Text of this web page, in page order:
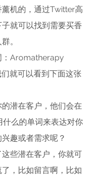
机的，通过Twitter高
就可以找到需要买香
。
：Aromatherapy
就可以看到下面这张
潜在客户，他们会在
么的单词来表达对你
趣或者需求呢？
些潜在客户，你就可
，比如留言啊，比如